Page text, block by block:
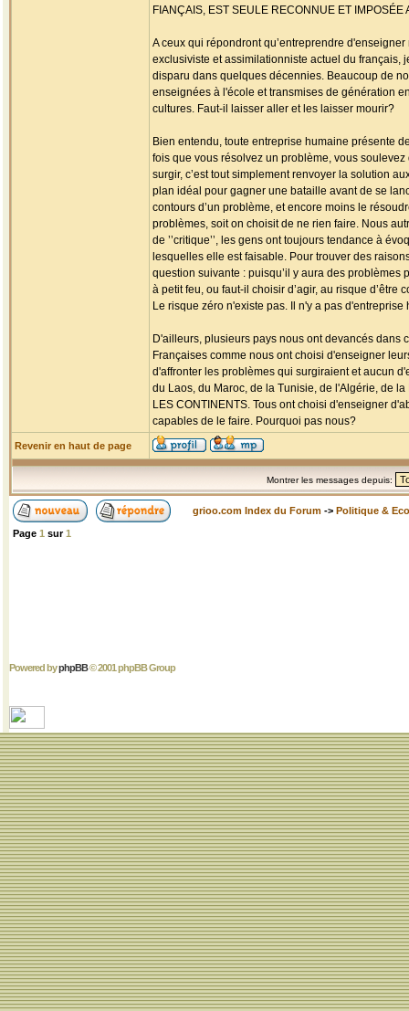
FIANÇAIS, EST SEULE RECONNUE ET
A ceux qui répondront qu’entreprendre
exclusiviste et assimilationniste actuel du français,
disparu dans quelques décennies. Beaucoup de
enseignées à l'école et transmises de génération
cultures. Faut-il laisser aller et les laisser mourir?
Bien entendu, toute entreprise humaine présente
fois que vous résolvez un problème, vous
surgir, c’est tout simplement renvoyer la solution
plan idéal pour gagner une bataille avant de se
contours d’un problème, et encore moins le
problèmes, soit on choisit de ne rien faire. Nous
de ’’critique’’, les gens ont toujours tendance à
lesquelles elle est faisable. Pour trouver des
question suivante : puisqu’il y aura des
à petit feu, ou faut-il choisir d’agir, au risque
Le risque zéro n'existe pas. Il n'y a pas
D'ailleurs, plusieurs pays nous ont devancés
Françaises comme nous ont choisi d'enseigner
d'affronter les problèmes qui surgiraient et aucun
du Laos, du Maroc, de la Tunisie, de l'Algérie, de
LES CONTINENTS. Tous ont choisi d'enseigner
capables de le faire. Pourquoi pas nous?
Revenir en haut de page
Montrer les messages depuis:
grioo.com Index du Forum -> Politique &
Page 1 sur1
Powered byphpBB© 2001 phpBB Group